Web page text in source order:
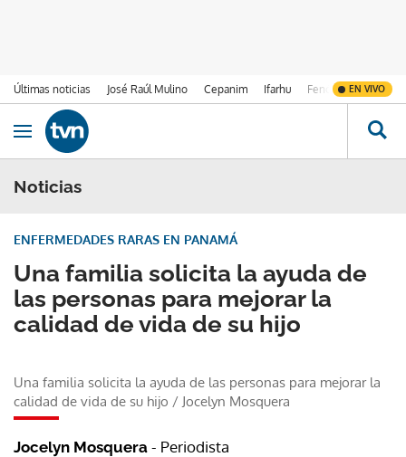
Últimas noticias José Raúl Mulino Cepanim Ifarhu Fenómeno de El
EN VIVO
Ir al contenido
Obrir navegació
Noticias
Una familia solicita la ayuda de
las personas para mejorar la
calidad de vida de su hijo
ENFERMEDADES RARAS EN PANAMÁ
Una familia solicita la ayuda de las personas para mejorar la
calidad de vida de su hijo / Jocelyn Mosquera
Jocelyn Mosquera - Periodista